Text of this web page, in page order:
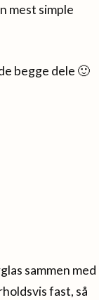
mest simple
begge dele 🙂
sammen med
fast, så